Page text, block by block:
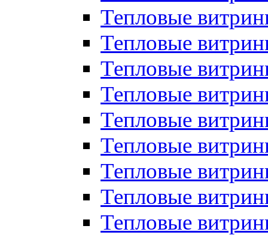
Тепловые
Тепловые
Тепловые
Тепловые
Тепловые
Тепловые
Тепловые
Тепловые
Тепловые